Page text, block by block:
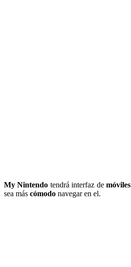
My Nintendo tendrá interfaz demóviles
sea más cómodo navegar en el.